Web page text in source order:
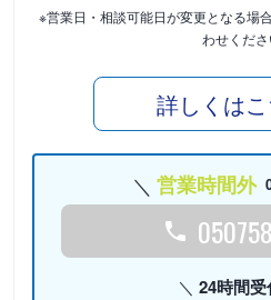
※営業日・相談可能日が変更となる場
わせくださ
詳しくは
営業時間外
24時間受